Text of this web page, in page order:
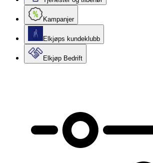
Kampanjer
Elkjøps kundeklubb
Elkjøp Bedrift